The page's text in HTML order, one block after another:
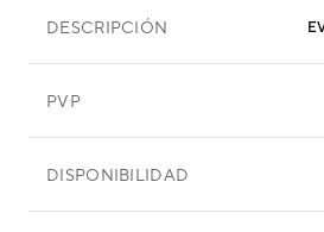
DESCRIPCIÓN
PVP
DISPONIBILIDAD